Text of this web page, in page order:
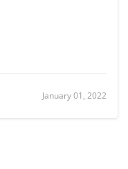
January 01, 2022